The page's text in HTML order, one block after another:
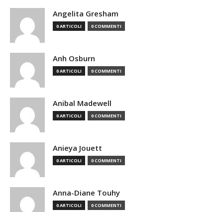
Angelita Gresham
0 ARTICOLI 0 COMMENTI
Anh Osburn
0 ARTICOLI 0 COMMENTI
Anibal Madewell
0 ARTICOLI 0 COMMENTI
Anieya Jouett
0 ARTICOLI 0 COMMENTI
Anna-Diane Touhy
0 ARTICOLI 0 COMMENTI